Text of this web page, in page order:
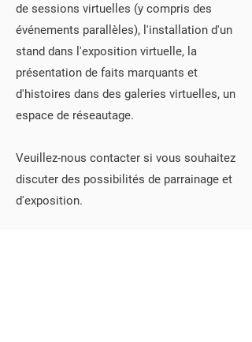
de sessions virtuelles (y compris des
événements parallèles), l'installation d'un
stand dans l'exposition virtuelle, la
présentation de faits marquants et
d'histoires dans des galeries virtuelles, un
espace de réseautage.
Veuillez-nous contacter si vous souhaitez
discuter des possibilités de parrainage et
d'exposition.